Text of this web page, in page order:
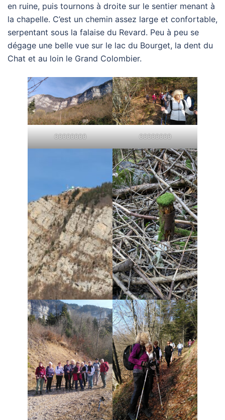
en ruine, puis tournons à droite sur le sentier menant à
la chapelle. C’est un chemin assez large et confortable,
serpentant sous la falaise du Revard. Peu à peu se
dégage une belle vue sur le lac du Bourget, la dent du
Chat et au loin le Grand Colombier.
00000000 00000000